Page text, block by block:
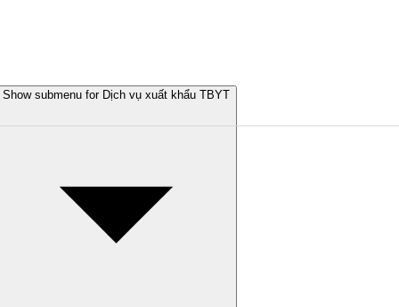
Show submenu for Dịch vụ xuất khẩu TBYT